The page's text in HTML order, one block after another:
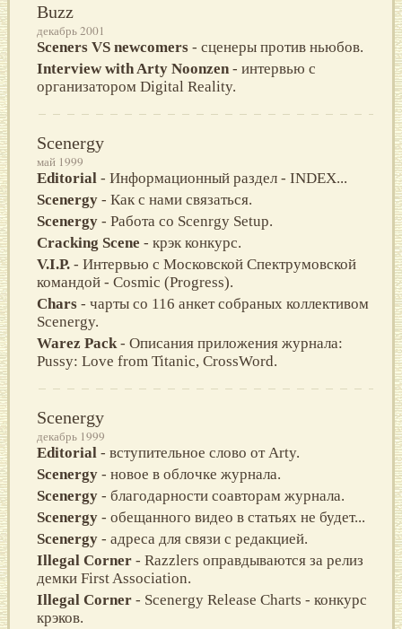
Buzz
декабрь 2001
Sceners VS newcomers - сценеры против ньюбов.
Interview with Arty Noonzen - интервью с
организатором Digital Reality.
Scenergy
май 1999
Editorial - Информационный раздел - INDEX...
Scenergy - Как с нами связаться.
Scenergy - Работа со Scenrgy Setup.
Cracking Scene - крэк конкурс.
V.I.P. - Интервью с Московской Спектрумовской
командой - Cosmic (Progress).
Chars - чарты со 116 анкет собраных коллективом
Scenergy.
Warez Pack- Описания приложения журнала:
Pussy: Love from Titanic, CrossWord.
Scenergy
декабрь 1999
Editorial - вступительное слово от Arty.
Scenergy - новое в облочке журнала.
Scenergy - благодарности соавторам журнала.
Scenergy - обещанного видео в статьях не будет...
Scenergy - адреса для связи с редакцией.
Illegal Corner - Razzlers оправдываются за релиз
демки First Association.
Illegal Corner - Scenergy Release Charts - конкурс
крэков.